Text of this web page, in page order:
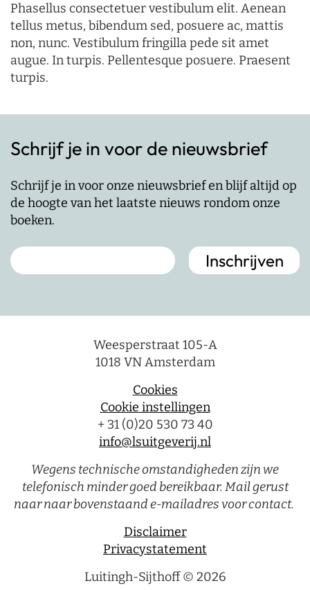
Phasellus consectetuer vestibulum elit. Aenean
tellus metus, bibendum sed, posuere ac, mattis
non, nunc. Vestibulum fringilla pede sit amet
augue. In turpis. Pellentesque posuere. Praesent
turpis.
Schrijf je in voor de nieuwsbrief
Schrijf je in voor onze nieuwsbrief en blijf altijd op
de hoogte van het laatste nieuws rondom onze
boeken.
Weesperstraat 105-A
1018 VN Amsterdam
Cookies
Cookie instellingen
+ 31 (0)20 530 73 40
info@lsuitgeverij.nl
Wegens technische omstandigheden zijn we
telefonisch minder goed bereikbaar. Mail gerust
naar naar bovenstaand e-mailadres voor contact.
Disclaimer
Privacystatement
Luitingh-Sijthoff © 2026